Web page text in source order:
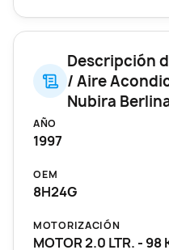
Descripción
/ Aire
Nubira
AÑO
1997
OEM
8H24G
MOTORIZACIÓN
MOTOR 2.0 LTR. - 98